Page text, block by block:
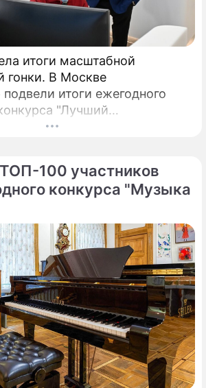
итоги масштабной
гонки. В Москве
итоги ежегодного
"Лучший
проект в области
100 участников
конкурса "Музыка